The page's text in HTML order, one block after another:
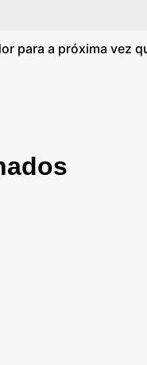
para a próxima vez